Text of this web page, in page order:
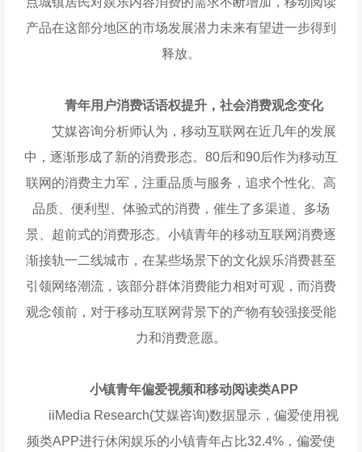
产品在这部分地区的市场发展潜力未来有望进一步得到
释放。
青年用户消费话语权提升，社会消费观念变化
艾媒咨询分析师认为，移动互联网在近几年的发展
中，逐渐形成了新的消费形态。80后和90后作为移动互
联网的消费主力军，注重品质与服务，追求个性化、高
品质、便利型、体验式的消费，催生了多渠道、多场
景、超前式的消费形态。小镇青年的移动互联网消费逐
渐接轨一二线城市，在某些场景下的文化娱乐消费甚至
引领网络潮流，该部分群体消费能力相对可观，而消费
观念领前，对于移动互联网背景下的产物有较强接受能
力和消费意愿。
小镇青年偏爱视频和移动阅读类APP
iiMedia Research(艾媒咨询)数据显示，偏爱使用视
频类APP进行休闲娱乐的小镇青年占比32.4%，偏爱使